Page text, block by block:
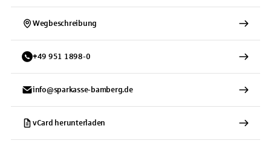
Wegbeschreibung
+49 951 1898-0
info@sparkasse-bamberg.de
vCard herunterladen